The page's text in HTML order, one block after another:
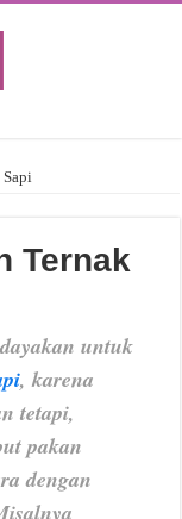
Ternak
untuk
, karena
tetapi,
pakan
dengan